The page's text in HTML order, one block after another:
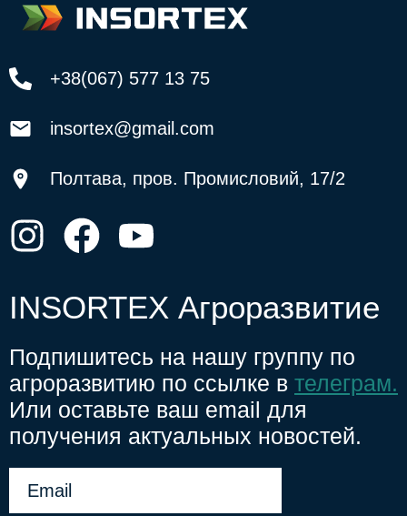
+38(067) 577 13 75
insortex@gmail.com
Полтава, пров. Промисловий, 17/2
INSORTEX Агроразвитие
Подпишитесь на нашу группу по
агроразвитию по ссылке в телеграм.
Или оставьте ваш email для
получения актуальных новостей.